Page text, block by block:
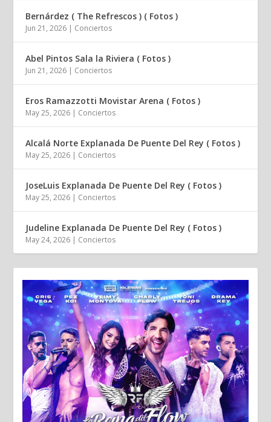
Bernárdez ( The Refrescos ) ( Fotos )
Jun 21, 2026 | Conciertos
Abel Pintos Sala la Riviera ( Fotos )
Jun 21, 2026 | Conciertos
Eros Ramazzotti Movistar Arena ( Fotos )
May 25, 2026 | Conciertos
Alcalá Norte Explanada De Puente Del Rey ( Fotos )
May 25, 2026 | Conciertos
JoseLuis Explanada De Puente Del Rey ( Fotos )
May 25, 2026 | Conciertos
Judeline Explanada De Puente Del Rey ( Fotos )
May 24, 2026 | Conciertos